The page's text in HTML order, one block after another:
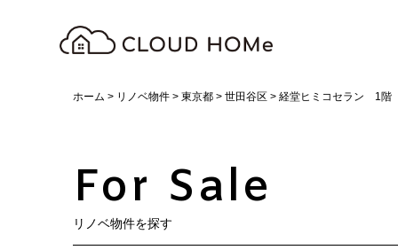
ホーム > リノベ物件 >東京都 >世田谷区 >経堂ヒミコセラン 1階
For Sale
リノベ物件を探す